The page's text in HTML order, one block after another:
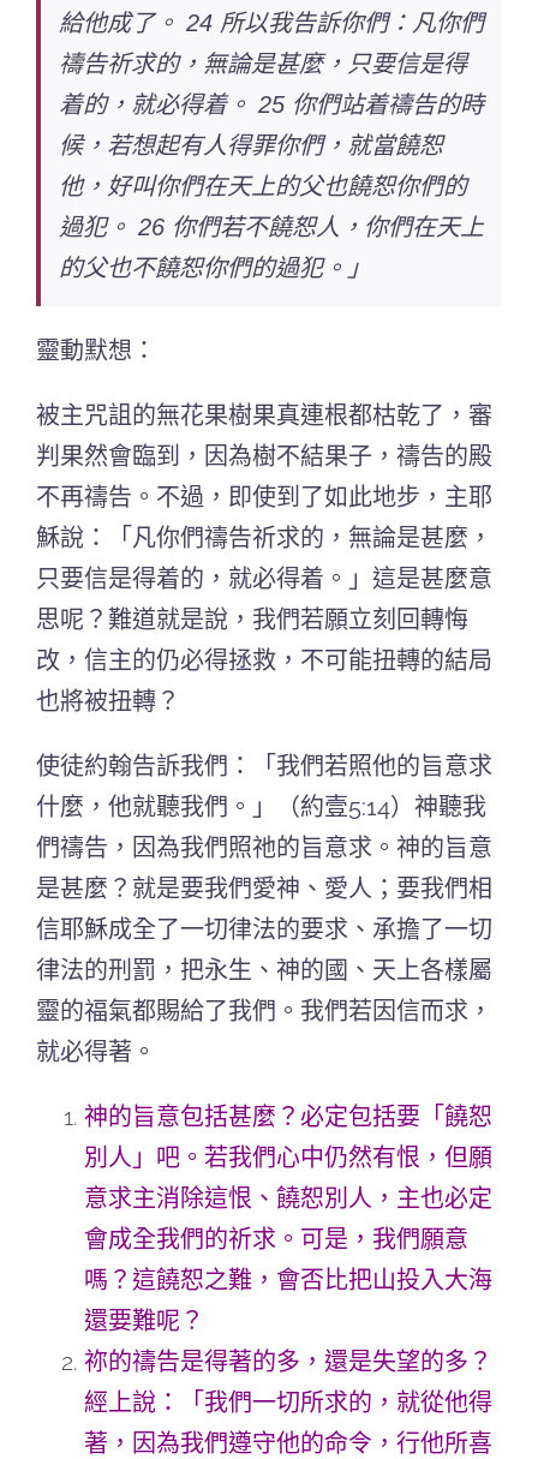
給他成了。 24 所以我告訴你們：凡你們
禱告祈求的，無論是甚麼，只要信是得
着的，就必得着。 25 你們站着禱告的時
候，若想起有人得罪你們，就當饒恕
他，好叫你們在天上的父也饒恕你們的
過犯。 26 你們若不饒恕人，你們在天上
的父也不饒恕你們的過犯。」
靈動默想：
被主咒詛的無花果樹果真連根都枯乾了，審
判果然會臨到，因為樹不結果子，禱告的殿
不再禱告。不過，即使到了如此地步，主耶
穌說：
「凡你們禱告祈求的，無論是甚麼，
只要信是得着的，就必得着。」這是甚麼意
思呢？難道就是說，我們若願立刻回轉悔
改，信主的仍必得拯救，不可能扭轉的結局
也將被扭轉？
使徒約翰告訴我們：「我們若照他的旨意求
什麼，他就聽我們。」（約壹5:14）神聽我
們禱告，因為我們照祂的旨意求。神的旨意
是甚麼？就是要我們愛神、愛人；要我們相
信耶穌成全了一切律法的要求、承擔了一切
律法的刑罰，把永生、神的國、天上各樣屬
靈的福氣都賜給了我們。我們若因信而求，
就必得著。
神的旨意包括甚麼？必定包括要「饒恕
別人」吧。若我們心中仍然有恨，但願
意求主消除這恨、饒恕別人，主也必定
會成全我們的祈求。可是，我們願意
嗎？這饒恕之難，會否比把山投入大海
還要難呢？
祢的禱告是得著的多，還是失望的多？
經上說：「我們一切所求的，就從他得
著，因為我們遵守他的命令，行他所喜